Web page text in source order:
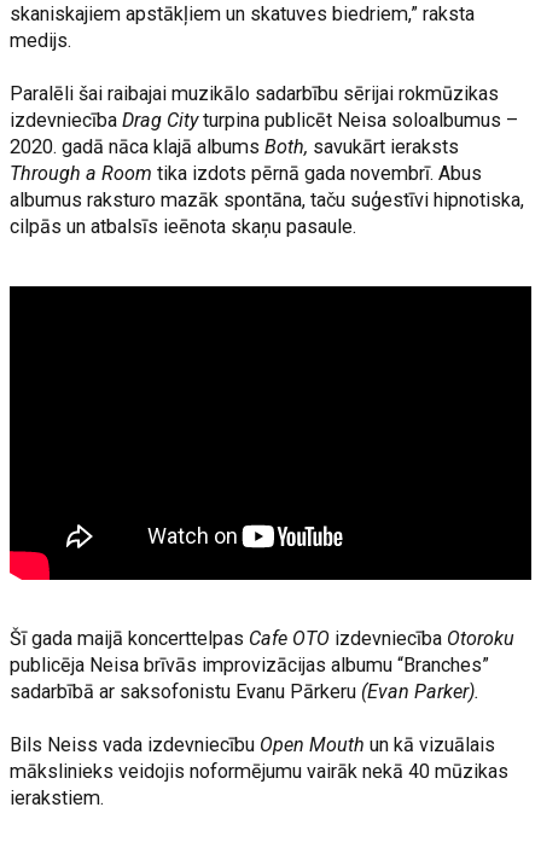
skaniskajiem apstākļiem un skatuves biedriem,” raksta
medijs.
Paralēli šai raibajai muzikālo sadarbību sērijai rokmūzikas
izdevniecībaDrag Cityturpina publicēt Neisa soloalbumus –
2020. gadā nāca klajā albumsBoth, savukārt ieraksts
Through a Room tika izdots pērnā gada novembrī. Abus
albumus raksturo mazāk spontāna, taču suģestīvi hipnotiska,
cilpās un atbalsīs ieēnota skaņu pasaule.
Šī gada maijā koncerttelpas Cafe OTO izdevniecība Otoroku
publicēja Neisa brīvās improvizācijas albumu “Branches”
sadarbībā ar saksofonistu Evanu Pārkeru (Evan Parker).
Bils Neiss vada izdevniecību Open Mouth un kā vizuālais
mākslinieks veidojis noformējumu vairāk nekā 40 mūzikas
ierakstiem.